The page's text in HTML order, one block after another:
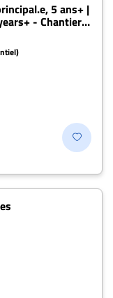
5 ans+ |
- Chantier